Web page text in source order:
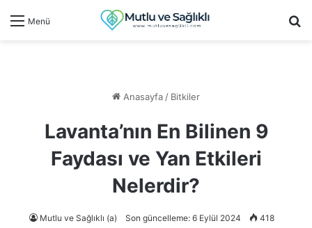
Menü
Anasayfa/ Bitkiler
Lavanta’nın En Bilinen 9
Faydası ve Yan Etkileri
Nelerdir?
Mutlu ve Sağlıklı (a) Son güncelleme: 6 Eylül 2024 418